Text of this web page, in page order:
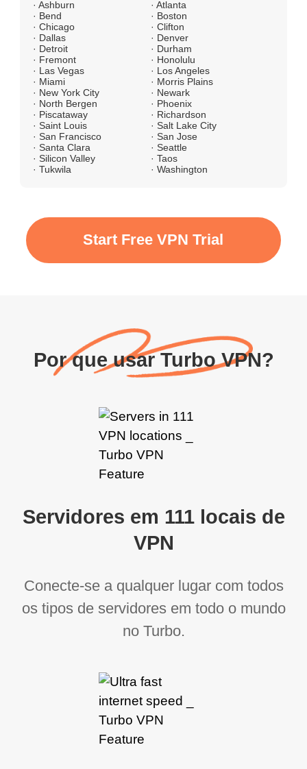
· Ashburn
· Atlanta
· Bend
· Boston
· Chicago
· Clifton
· Dallas
· Denver
· Detroit
· Durham
· Fremont
· Honolulu
· Las Vegas
· Los Angeles
· Miami
· Morris Plains
· New York City
· Newark
· North Bergen
· Phoenix
· Piscataway
· Richardson
· Saint Louis
· Salt Lake City
· San Francisco
· San Jose
· Santa Clara
· Seattle
· Silicon Valley
· Taos
· Tukwila
· Washington
Start Free VPN Trial
Por que usar Turbo VPN?
Servidores em 111 locais de
VPN
Conecte-se a qualquer lugar com todos
os tipos de servidores em todo o mundo
no Turbo.